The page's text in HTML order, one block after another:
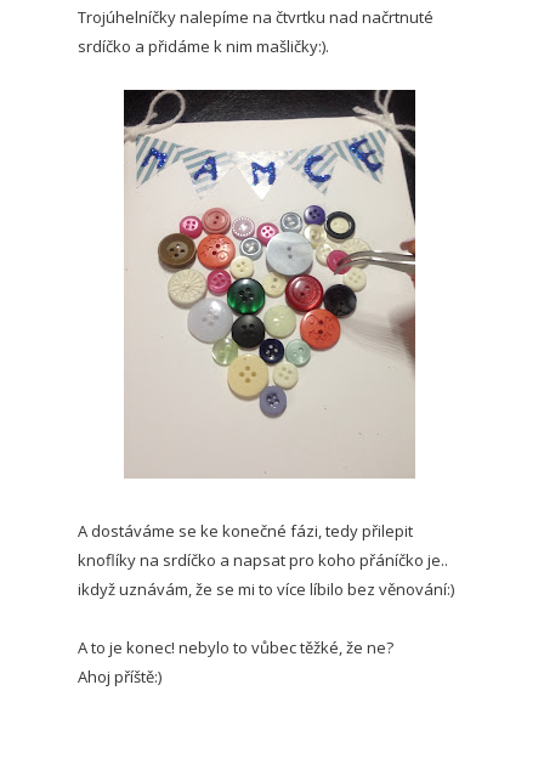
Trojúhelníčky nalepíme na čtvrtku nad načrtnuté
srdíčko a přidáme k nim mašličky:).
A dostáváme se ke konečné fázi, tedy přilepit
knoflíky na srdíčko a napsat pro koho přáníčko je..
ikdyž uznávám, že se mi to více líbilo bez věnování:)
A to je konec! nebylo to vůbec těžké, že ne?
Ahoj příště:)